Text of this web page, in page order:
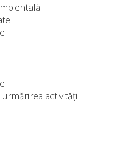
activității